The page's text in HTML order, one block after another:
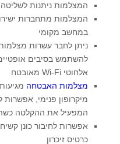
המצלמות ניתנות
המצלמות מתחברות
במחשב מקומי
להשתמש בסיבים
אלחוטי Wi-Fi מאובטח
מצלמות האבטחה
המפעיל את ההקלטה
כרטיס זיכרון